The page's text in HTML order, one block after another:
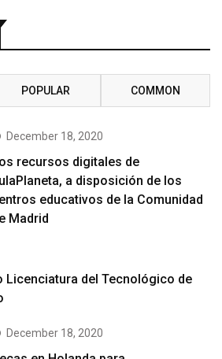
POPULAR COMMON
December 18, 2020
recursos digitales de
a disposición de los
educativos de la Comunidad
Madrid
Licenciatura del Tecnológico de
December 18, 2020